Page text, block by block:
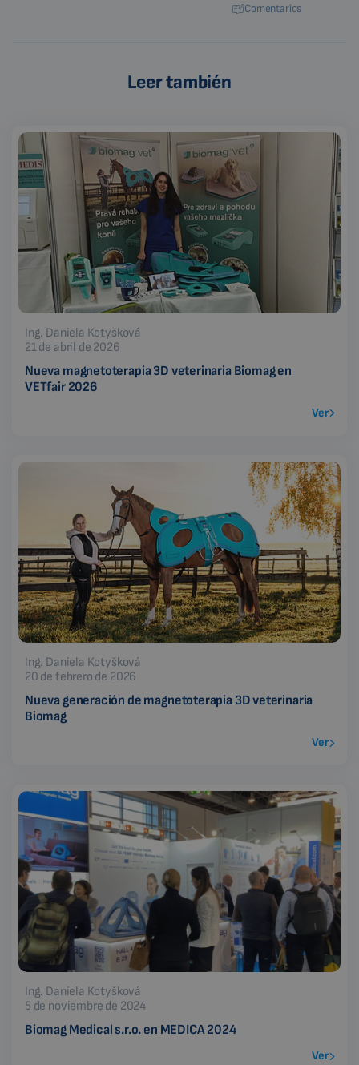
Comentarios
Leer también
Ing. Daniela Kotyšková
21 de abril de 2026
Nueva magnetoterapia 3D veterinaria Biomag en
VETfair 2026
Ver
Ing. Daniela Kotyšková
20 de febrero de 2026
Nueva generación de magnetoterapia 3D veterinaria
Biomag
Ver
Ing. Daniela Kotyšková
5 de noviembre de 2024
Biomag Medical s.r.o. en MEDICA 2024
Ver